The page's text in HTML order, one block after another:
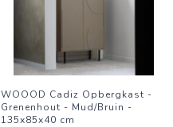
WOOOD Cadiz Opbergkast -
Grenenhout - Mud/Bruin -
135x85x40 cm